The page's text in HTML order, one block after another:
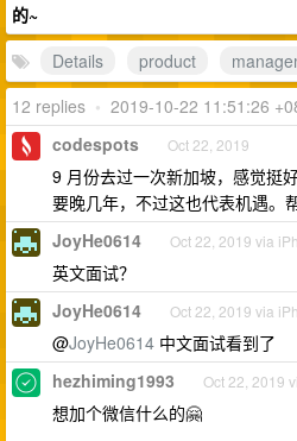
的~
Details
product
12 replies • 2019-10-22 11:51:26
codespots Oct 22, 2019
9 月份去过一次新加坡，感觉挺
要晚几年，不过这也代表机遇。帮
JoyHe0614 Oct 22, 2019 via
英文面试？
JoyHe0614 Oct 22, 2019 via
@JoyHe0614 中文面试看到了
hezhiming1993 Oct 22, 2019
想加个微信什么的🤗